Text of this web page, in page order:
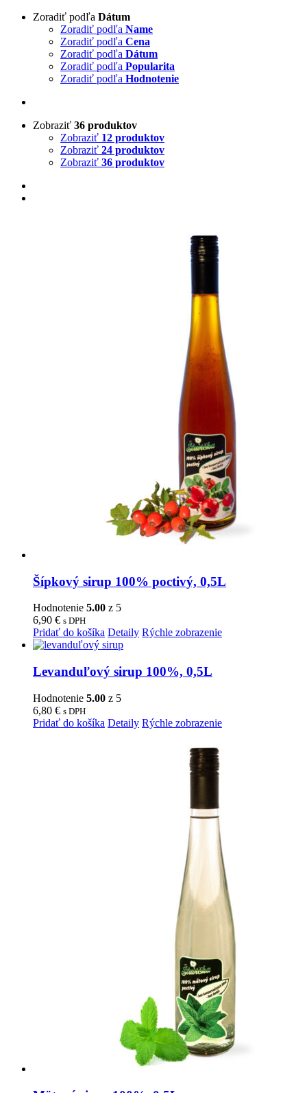
Zoradiť podľa Dátum
Zoradiť podľa Name
Zoradiť podľa Cena
Zoradiť podľa Dátum
Zoradiť podľa Popularita
Zoradiť podľa Hodnotenie
Zobraziť 36 produktov
Zobraziť 12 produktov
Zobraziť 24 produktov
Zobraziť 36 produktov
Šípkový sirup 100% poctivý, 0,5L
Hodnotenie 5.00 z 5
6,90 € s DPH
Pridať do košíka Detaily Rýchle zobrazenie
Levanduľový sirup 100%, 0,5L
Hodnotenie 5.00 z 5
6,80 € s DPH
Pridať do košíka Detaily Rýchle zobrazenie